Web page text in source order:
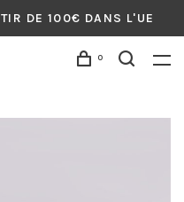
DE 100€ DANS L'UE
0